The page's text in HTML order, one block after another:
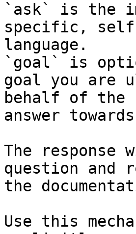
`ask` is the
specific,
language.
`goal` is
goal you are
behalf of
answer
The
question and
the
Use this